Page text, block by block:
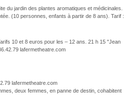
du jardin des plantes aromatiques et médicinales.
(10 personnes, enfants à partir de 8 ans). Tarif :
10 et 8 euros pour les – 12 ans. 21 h 15 "Jean
lafermetheatre.com
lafermetheatre.com
deux femmes, en panne de destin, cohabitent